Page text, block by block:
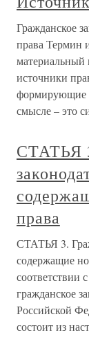
Гражданское
права Термин
источники
формирующие
смысле – это
СТАТЬЯ
права
СТАТЬЯ 3.
содержащие
соответствии
гражданское
Российской
состоит из